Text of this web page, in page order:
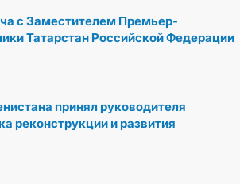
с Заместителем Премьер-
Татарстан Российской Федерации
принял руководителя
реконструкции и развития